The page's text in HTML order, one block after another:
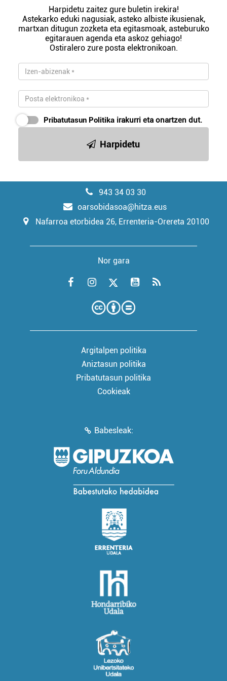
Harpidetu zaitez gure buletin irekira!
Astekarko eduki nagusiak, asteko albiste ikusienak,
martxan ditugun zozketa eta egitasmoak, asteburuko
egitarauen agenda eta askoz gehiago!
Ostiralero zure posta elektronikoan.
Pribatutasun Politika irakurri eta onartzen dut.
Harpidetu
943 34 03 30
oarsobidasoa@hitza.eus
Nafarroa etorbidea 26, Errenteria-Orereta 20100
Nor gara
Argitalpen politika
Aniztasun politika
Pribatutasun politika
Cookieak
Babesleak: